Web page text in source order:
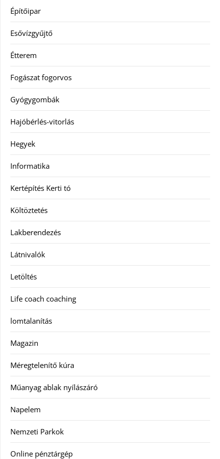
Építőipar
Esővízgyűjtő
Étterem
Fogászat fogorvos
Gyógygombák
Hajóbérlés-vitorlás
Hegyek
Informatika
Kertépítés Kerti tó
Költöztetés
Lakberendezés
Látnivalók
Letöltés
Life coach coaching
lomtalanítás
Magazin
Méregtelenítő kúra
Műanyag ablak nyílászáró
Napelem
Nemzeti Parkok
Online pénztárgép